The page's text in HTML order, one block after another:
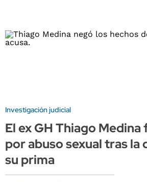
Investigación judicial
El ex GH Thiago
por abuso sexual tras la
su prima